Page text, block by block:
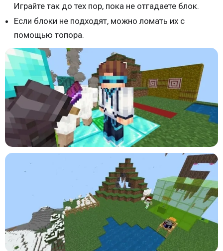
Играйте так до тех пор, пока не отгадаете блок.
Если блоки не подходят, можно ломать их с
помощью топора.